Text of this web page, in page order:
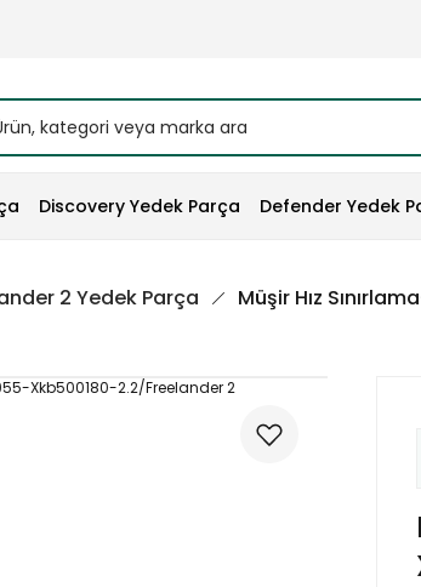
Discovery Yedek Parça Defender Yedek
2 Yedek Parça Müşir Hız